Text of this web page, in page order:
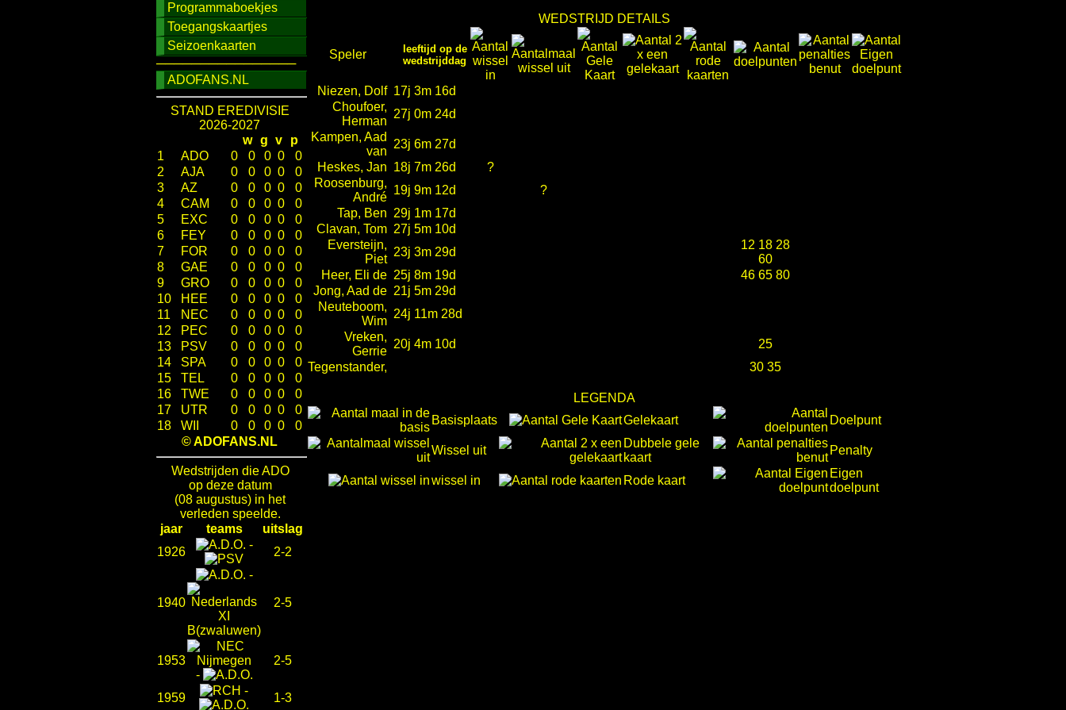
Programmaboekjes
Toegangskaartjes
Seizoenkaarten
────────────────
ADOFANS.NL
STAND EREDIVISIE
2026-2027
w g v
p
1
ADO 0 0 0 0
0
2
AJA 0 0 0 0
0
3
AZ 0 0 0 0
0
4
CAM 0 0 0 0
0
5
EXC 0 0 0 0
0
6
FEY 0 0 0 0
0
7
FOR 0 0 0 0
0
8
GAE 0 0 0 0
0
9
GRO 0 0 0 0
0
10
HEE 0 0 0 0
0
11
NEC 0 0 0 0
0
12
PEC 0 0 0 0
0
13
PSV 0 0 0 0
0
14
SPA 0 0 0 0
0
15
TEL 0 0 0 0
0
16
TWE 0 0 0 0
0
17
UTR 0 0 0 0
0
18
WII 0 0 0 0
0
© ADOFANS.NL
Wedstrijden die ADO
op deze datum
(08 augustus) in het
verleden speelde.
jaar
teams
uitslag
1926
-
2-2
1940
-
2-5
1953
-
2-5
1959
-
1-3
WEDSTRIJD DETAILS
Speler
leeftijd op de
wedstrijddag
Niezen, Dolf 17j 3m 16d
Choufoer,
Herman
27j 0m 24d
Kampen, Aad
van
23j 6m 27d
Heskes, Jan 18j 7m 26d
?
Roosenburg,
André
19j 9m 12d
?
Tap, Ben 29j 1m 17d
Clavan, Tom 27j 5m 10d
Eversteijn,
Piet
23j 3m 29d
12 18 28
60
Heer, Eli de 25j 8m 19d
46 65 80
Jong, Aad de 21j 5m 29d
Neuteboom,
Wim
24j 11m 28d
Vreken,
Gerrie
20j 4m 10d
25
Tegenstander,
30 35
LEGENDA
Basisplaats
Gelekaart Doelpunt
Wissel uit
Dubbele gele
kaart
Penalty
wissel in Rode kaart
Eigen
doelpunt